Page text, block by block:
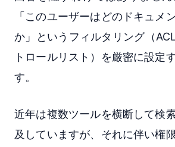
「このユーザーはどのドキュメ
か」というフィルタリング（
トロールリスト）を厳密に設定
す。
近年は複数ツールを横断して検
及していますが、それに伴い権